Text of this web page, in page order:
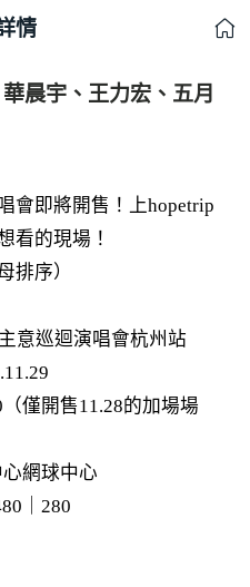
情
晨宇、王力宏、五月
會即將開售！上hopetrip
看的現場！
排序）
意巡迴演唱會杭州站
僅開售11.28的加場場
網球中心
｜280